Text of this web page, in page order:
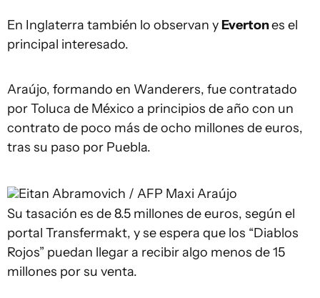
En Inglaterra también lo observan y Evertones el
principal interesado.
Araújo, formando en Wanderers, fue contratado
por Toluca de México a principios de año con un
contrato de poco más de ocho millones de euros,
tras su paso por Puebla.
Eitan Abramovich / AFP Maxi Araújo
Su tasación es de 8.5 millones de euros, según el
portal Transfermakt, y se espera que los “Diablos
Rojos” puedan llegar a recibir algo menos de 15
millones por su venta.